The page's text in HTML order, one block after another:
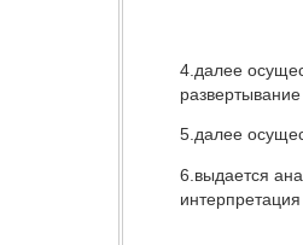
4.далее
5.далее
6.выдается